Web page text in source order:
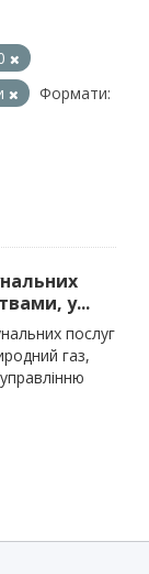
Формати:
у...
послуг
газ,